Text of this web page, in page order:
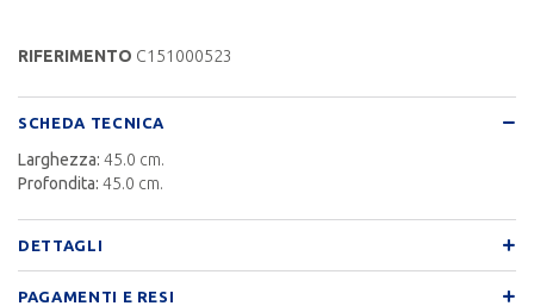
RIFERIMENTO C151000523
SCHEDA TECNICA
Larghezza: 45.0 cm.
Profondita: 45.0 cm.
DETTAGLI
PAGAMENTI E RESI